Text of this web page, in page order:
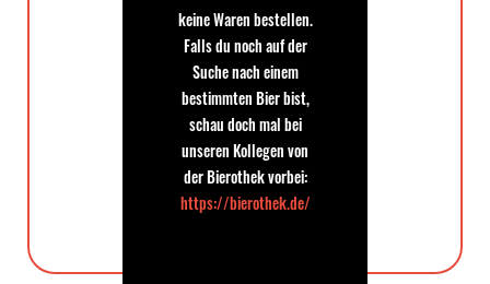
keine Waren bestellen.
Falls du noch auf der
Suche nach einem
bestimmten Bier bist,
schau doch mal bei
unseren Kollegen von
der Bierothek vorbei:
https://bierothek.de/